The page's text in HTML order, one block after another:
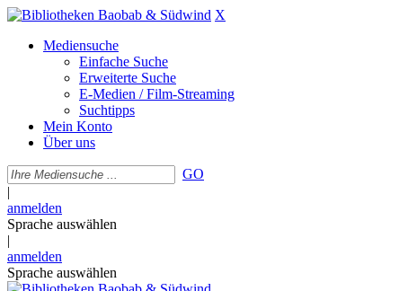
X
Mediensuche
Einfache Suche
Erweiterte Suche
E-Medien / Film-Streaming
Suchtipps
Mein Konto
Über uns
GO
|
anmelden
Sprache auswählen
|
anmelden
Sprache auswählen